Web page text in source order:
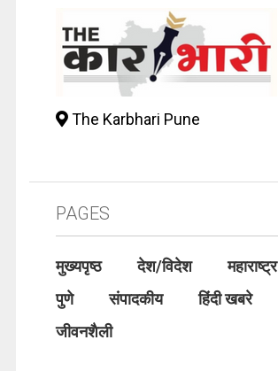
The Karbhari Pune
PAGES
मुख्यपृष्ठ देश/विदेश
महाराष्ट्र
पुणे
संपादकीय
हिंदी खबरे
जीवनशैली